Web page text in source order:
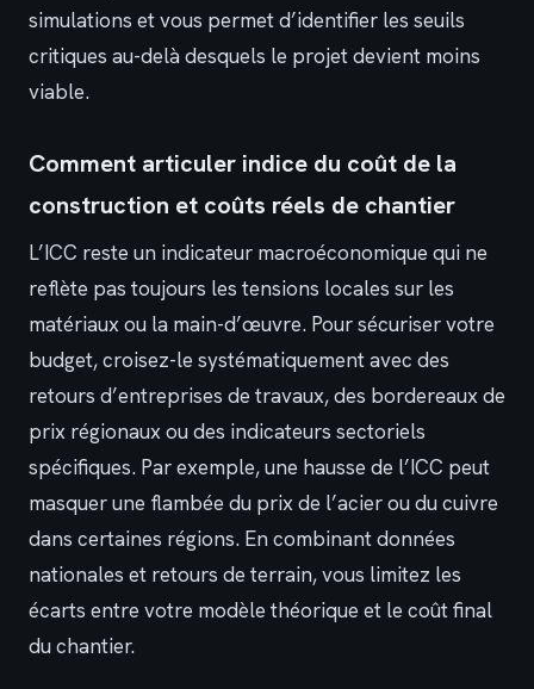
simulations et vous permet d’identifier les seuils
critiques au-delà desquels le projet devient moins
viable.
Comment articuler indice du coût de la
construction et coûts réels de chantier
L’ICC reste un indicateur macroéconomique qui ne
reflète pas toujours les tensions locales sur les
matériaux ou la main-d’œuvre. Pour sécuriser votre
budget, croisez-le systématiquement avec des
retours d’entreprises de travaux, des bordereaux de
prix régionaux ou des indicateurs sectoriels
spécifiques. Par exemple, une hausse de l’ICC peut
masquer une flambée du prix de l’acier ou du cuivre
dans certaines régions. En combinant données
nationales et retours de terrain, vous limitez les
écarts entre votre modèle théorique et le coût final
du chantier.